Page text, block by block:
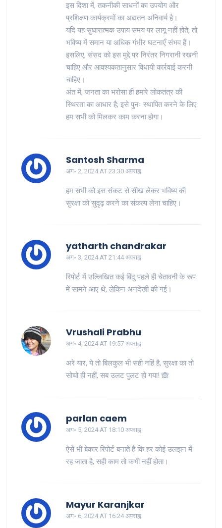
इस दिशा में, तकनीकी साधनों का उपयोग और
प्रशिक्षण कार्यक्रमों का अद्यतन अनिवार्य है।
यदि यह सुधारात्मक उपाय समय पर लागू नहीं होते, तो
भविष्य में समान या अधिक गंभीर घटनाएँ संभव हैं।
इसलिए, संसद को इस मुद्दे पर निरंतर निगरानी रखनी
चाहिए और आवश्यकतानुसार विधायी कार्रवाई करनी
चाहिए।
अंत में, जनता का भरोसा ही हमारे लोकतंत्र की
स्थिरता का आधार है; इसे पुनः स्थापित करने के लिए
हम सभी को मिलकर काम करना होगा।
Santosh Sharma
अग॰ 2, 2024 AT 23:30 अपराह्न
हम सभी को इस संकट से सीख लेकर भविष्य की
सुरक्षा को सुदृढ़ करने का संकल्प लेना चाहिए।
yatharth chandrakar
अग॰ 3, 2024 AT 21:44 अपराह्न
रिपोर्ट में उल्लिखित कई बिंदु पहले ही चेतावनी के रूप
में सामने आए थे, लेकिन अनदेखी की गई।
Vrushali Prabhu
अग॰ 4, 2024 AT 19:57 अपराह्न
अरे यार, ये तो बिलकुल भी सही नहिं है, सुरक्षा का तो
सोचो ही नहीं, सब उलट पुलट हो गया! 🙈
parlan caem
अग॰ 5, 2024 AT 18:10 अपराह्न
ऐसे भी बेकार रिपोर्ट बनाते हैं कि हर कोई उलझन में
रह जाता है, सही काम तो कभी नहीं होता।
Mayur Karanjkar
अग॰ 6, 2024 AT 16:24 अपराह्न